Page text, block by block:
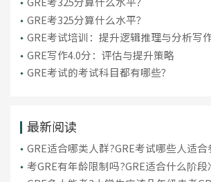
GRE考325分算什么水平？
GRE考试培训：提升逻辑推理与分析写作
GRE写作4.0分：评估与提升策略
GRE考试的考试科目都有哪些？
最新阅读
GRE适合哪类人群?GRE考试哪些人适合
考GRE有年龄限制吗?GRE适合什么阶段